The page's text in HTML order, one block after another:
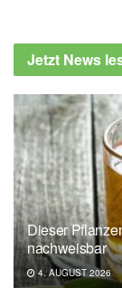
Jetzt News
Dieser
nachweisbar
4. AUGUST 2026